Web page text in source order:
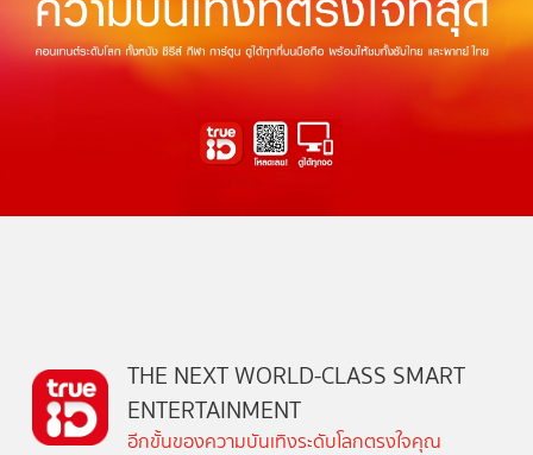
THE NEXT WORLD-CLASS SMART
ENTERTAINMENT
อีกขั้นของความบันเทิงระดับโลกตรงใจคุณ